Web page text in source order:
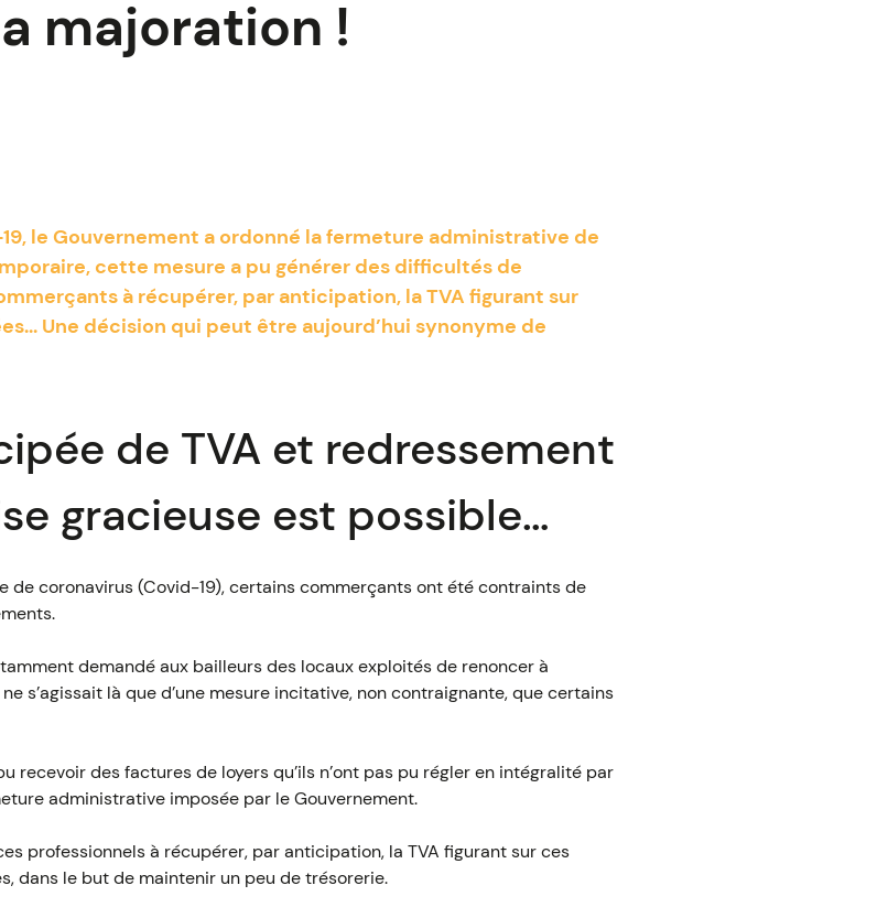
majoration !
le Gouvernement a ordonné la fermeture administrative de
cette mesure a pu générer des difficultés de
à récupérer, par anticipation, la TVA figurant sur
Une décision qui peut être aujourd’hui synonyme de
de TVA et redressement
gracieuse est possible…
de coronavirus (Covid-19), certains commerçants ont été contraints de
demandé aux bailleurs des locaux exploités de renoncer à
s’agissait là que d’une mesure incitative, non contraignante, que certains
recevoir des factures de loyers qu’ils n’ont pas pu régler en intégralité par
administrative imposée par le Gouvernement.
professionnels à récupérer, par anticipation, la TVA figurant sur ces
dans le but de maintenir un peu de trésorerie.